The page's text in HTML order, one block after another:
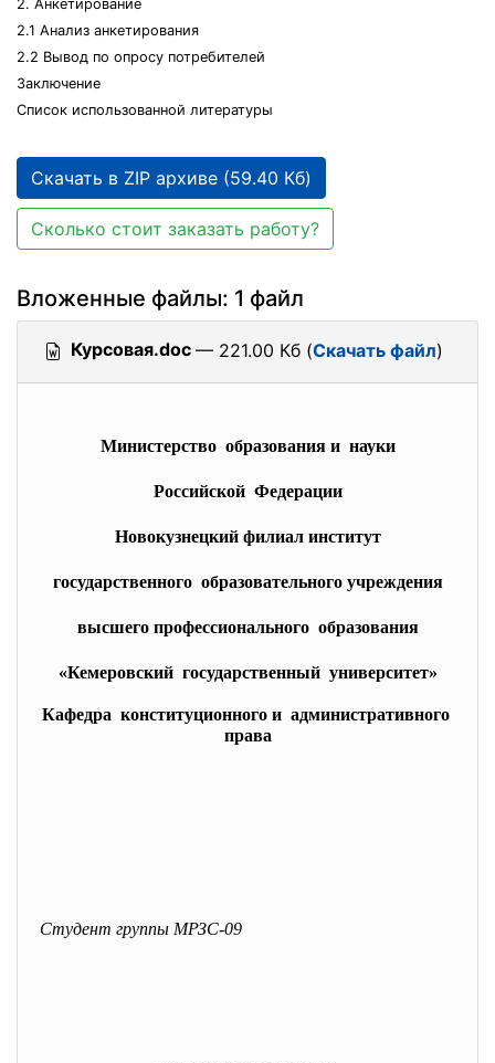
2. Анкетирование
2.1 Анализ анкетирования
2.2 Вывод по опросу потребителей
Заключение
Список использованной литературы
Скачать в ZIP архиве (59.40 Кб)
Сколько стоит заказать работу?
Вложенные файлы: 1 файл
Курсовая.doc — 221.00 Кб (Скачать файл)
Министерство образования и науки
Российской Федерации
Новокузнецкий филиал институт
государственного образовательного учреждения
высшего профессионального образования
«Кемеровский государственный университет»
Кафедра конституционного и административного
права
Студент группы МРЗС-09